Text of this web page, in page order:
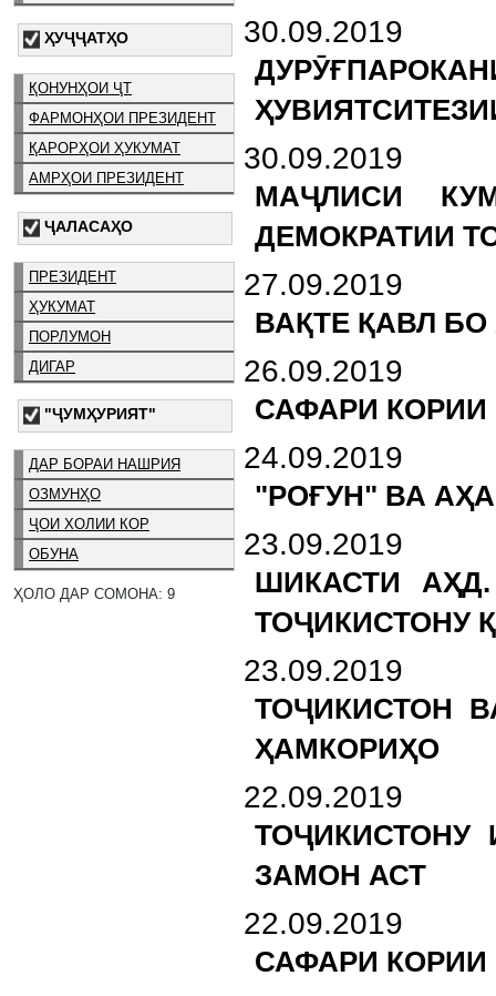
ҲУҶҶАТҲО
ҚОНУНҲОИ ҶТ
ФАРМОНҲОИ ПРЕЗИДЕНТ
ҚАРОРҲОИ ҲУКУМАТ
АМРҲОИ ПРЕЗИДЕНТ
ҶАЛАСАҲО
ПРЕЗИДЕНТ
ҲУКУМАТ
ПОРЛУМОН
ДИГАР
"ҶУМҲУРИЯТ"
ДАР БОРАИ НАШРИЯ
ОЗМУНҲО
ҶОИ ХОЛИИ КОР
ОБУНА
ҲОЛО ДАР СОМОНА: 9
30.09.2019
30.09.2019
МАҶЛИСИ
ДЕМОКРАТИИ
27.09.2019
ВАҚТЕ ҚАВЛ БО
26.09.2019
САФАРИ
24.09.2019
"РОҒУН" ВА
23.09.2019
ШИКАСТИ
ТОҶИКИСТОНУ
23.09.2019
ТОҶИКИСТОН
ҲАМКОРИҲО
22.09.2019
ТОҶИКИСТОНУ
ЗАМОН АСТ
22.09.2019
САФАРИ